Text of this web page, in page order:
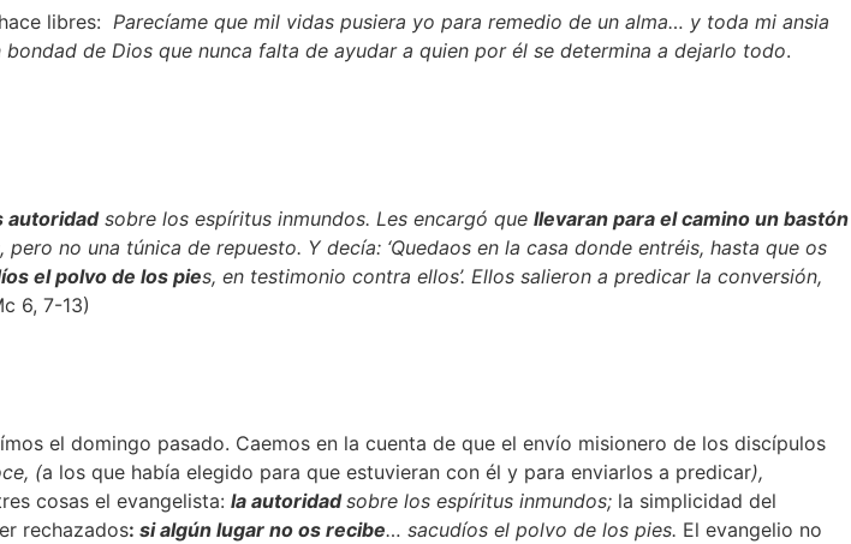
libres: Parecíame que mil vidas pusiera yo para remedio de un alma… y toda mi ansia
de Dios que nunca falta de ayudar a quien por él se determina a dejarlo todo.
autoridadsobre los espíritus inmundos. Les encargó que llevaran para el camino un bastón
no una túnica de repuesto. Y decía: ‘Quedaos en la casa donde entréis, hasta que os
el polvo de los pies, en testimonio contra ellos’. Ellos salieron a predicar la conversión,
6, 7-13)
el domingo pasado. Caemos en la cuenta de que el envío misionero de los discípulos
(a los que había elegido para que estuvieran con él y para enviarlos a predicar),
cosas el evangelista: la autoridadsobre los espíritus inmundos; la simplicidad del
rechazados: si algún lugar no os recibe… sacudíos el polvo de los pies. El evangelio no